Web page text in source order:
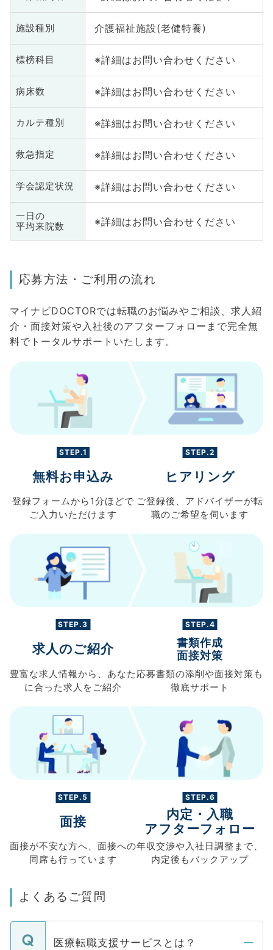
施設種別 介護福祉施設(老健特養)
標榜科目 ※詳細はお問い合わせください
病床数 ※詳細はお問い合わせください
カルテ種別 ※詳細はお問い合わせください
救急指定 ※詳細はお問い合わせください
学会認定状況 ※詳細はお問い合わせください
一日の
平均来院数
※詳細はお問い合わせください
応募方法・ご利用の流れ
マイナビDOCTORでは転職のお悩みやご相談、求人紹
介・面接対策や入社後のアフターフォローまで完全無
料でトータルサポートいたします。
STEP.1
無料お申込み
登録フォームから 1分ほどで
ご入力 いただけます
STEP.2
ヒアリング
ご登録後、 アドバイザーが転
職のご希望を伺います
STEP.3
求人のご紹介
豊富な求人情報から、 あなた
に合った求人を ご紹介
STEP.4
書類作成
面接対策
応募書類の添削や面接対策も
徹底サポート
STEP.5
面接
面接が不安な方へ、 面接への
同席も行っています
STEP.6
内定・入職
アフターフォロー
年収交渉や入社日調整まで、
内定後もバックアップ
よくあるご質問
医療転職支援サービスとは？